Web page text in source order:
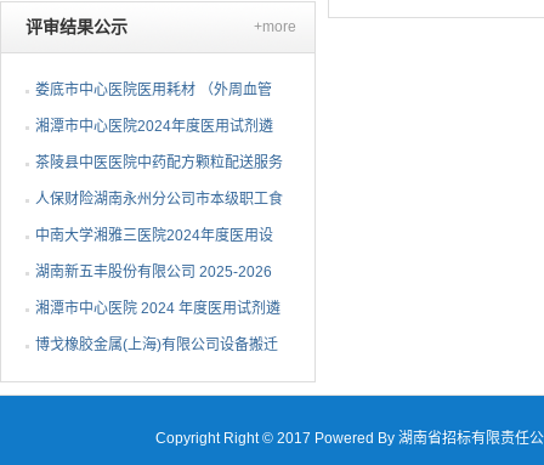
评审结果公示 +more
娄底市中心医院医用耗材 （外周血管
介入耗材）遴选项目中...
湘潭市中心医院2024年度医用试剂遴
选项目（第三次）中选候...
茶陵县中医医院中药配方颗粒配送服务
项目中标（成交）公告
人保财险湖南永州分公司市本级职工食
堂维修改造采购项目成...
中南大学湘雅三医院2024年度医用设
备（C-6）包二中标公告
湖南新五丰股份有限公司 2025-2026
年度塑料包装袋采购项...
湘潭市中心医院 2024 年度医用试剂遴
选项目（第二次）流标...
博戈橡胶金属(上海)有限公司设备搬迁
项目（第二次）中标候...
Copyright Right © 2017 Powered By 湖南省招标有限责任